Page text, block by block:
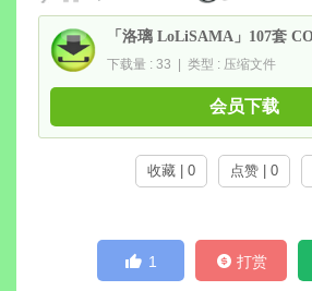
下载量 : 33 | 类型 : 压缩文件
会员下载
收藏 | 0 点赞 | 0
1 打赏